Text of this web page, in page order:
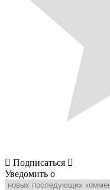
Подписаться
Уведомить о